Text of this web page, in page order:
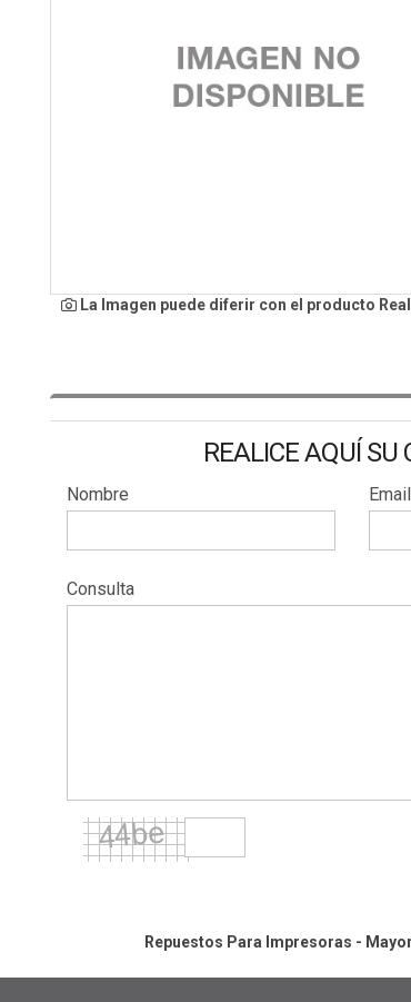
La Imagen puede diferir con el producto
REALICE AQUÍ SU
Nombre Email
Consulta
Repuestos Para Impresoras -